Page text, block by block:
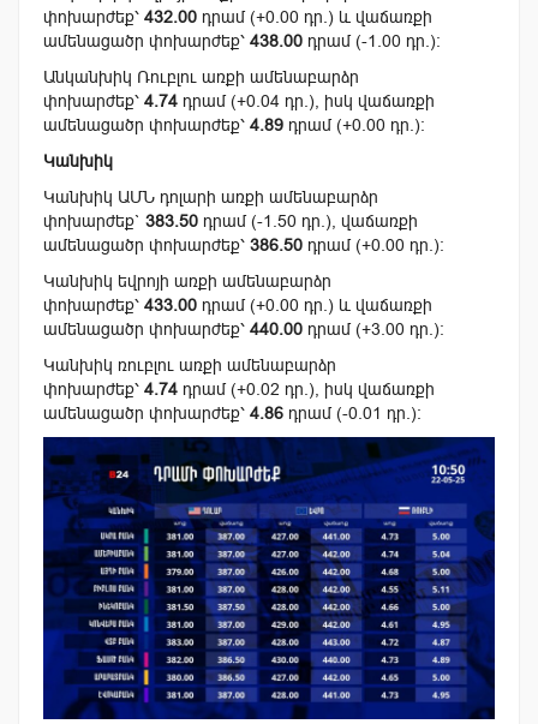
փոխարժեք՝ 432.00 դրամ (+0.00 դր.) և վաճառքի
ամենացածր փոխարժեք՝ 438.00 դրամ (-1.00 դր.):
Անկանխիկ Ռուբլու առքի ամենաբարձր
փոխարժեք՝ 4.74 դրամ (+0.04 դր.), իսկ վաճառքի
ամենացածր փոխարժեք՝ 4.89 դրամ (+0.00 դր.):
Կանխիկ
Կանխիկ ԱՄՆ դոլարի առքի ամենաբարձր
փոխարժեք` 383.50 դրամ (-1.50 դր.), վաճառքի
ամենացածր փոխարժեք՝ 386.50 դրամ (+0.00 դր.):
Կանխիկ եվրոյի առքի ամենաբարձր
փոխարժեք՝ 433.00 դրամ (+0.00 դր.) և վաճառքի
ամենացածր փոխարժեք՝ 440.00 դրամ (+3.00 դր.):
Կանխիկ ռուբլու առքի ամենաբարձր
փոխարժեք՝ 4.74 դրամ (+0.02 դր.), իսկ վաճառքի
ամենացածր փոխարժեք՝ 4.86 դրամ (-0.01 դր.):